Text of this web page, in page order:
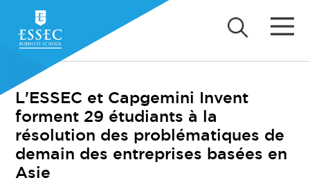
L'ESSEC et Capgemini Invent
forment 29 étudiants à la
résolution des problématiques de
demain des entreprises basées en
Asie